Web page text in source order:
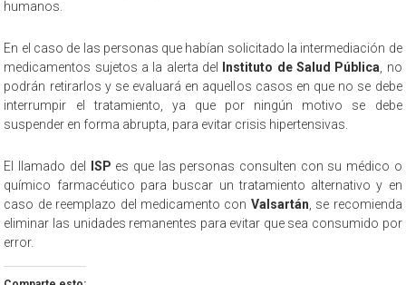
humanos.
En el caso de las personas que habían solicitado la intermediación de
medicamentos sujetos a la alerta del
Instituto de Salud Pública, no
podrán retirarlos y se evaluará en aquellos casos en que no se debe
interrumpir el tratamiento, ya que por ningún motivo se debe
suspender en forma abrupta, para evitar crisis hipertensivas.
El llamado del ISP es que las personas consulten con su médico o
químico farmacéutico para buscar un tratamiento alternativo y en
caso de reemplazo del medicamento con Valsartán, se recomienda
eliminar las unidades remanentes para evitar que sea consumido por
error.